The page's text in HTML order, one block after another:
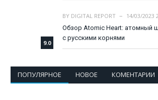
9.0
BY DIGITAL REPORT
14/03/2023
Обзор Atomic Heart: атомный
с русскими корнями
ПОПУЛЯРНОЕ НОВОЕ КОМЕНТАРИИ